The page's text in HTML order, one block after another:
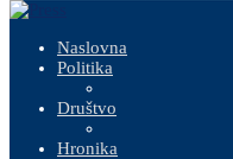
Naslovna
Politika
Društvo
Hronika